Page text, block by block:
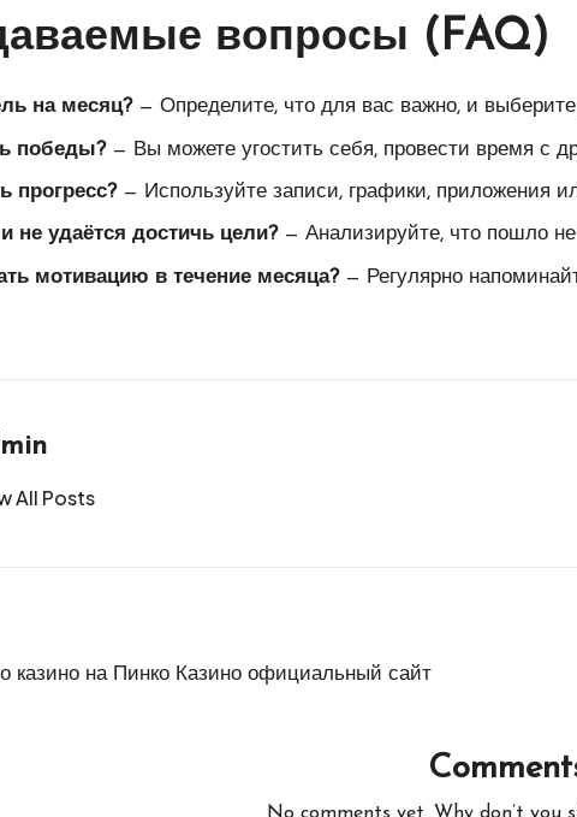
вопросы (FAQ)
на месяц?— Определите, что для вас важно, и
победы?— Вы можете угостить себя, провести время с
прогресс?— Используйте записи, графики, приложения
не удаётся достичь цели?— Анализируйте, что пошло не
мотивацию в течение месяца?— Регулярно
All Posts
казино на Пинко Казино официальный сайт